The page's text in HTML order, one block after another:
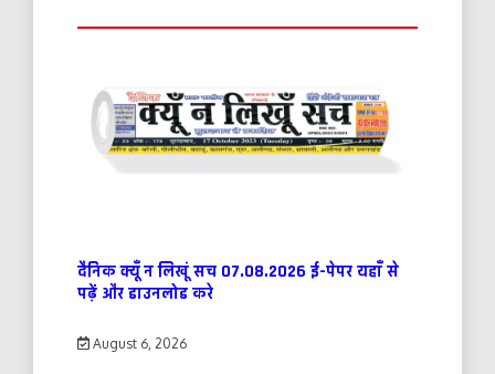
दैनिक क्यूँ न लिखूं सच 07.08.2026 ई-पेपर यहाँ से
पढ़ें और डाउनलोड करे
August 6, 2026